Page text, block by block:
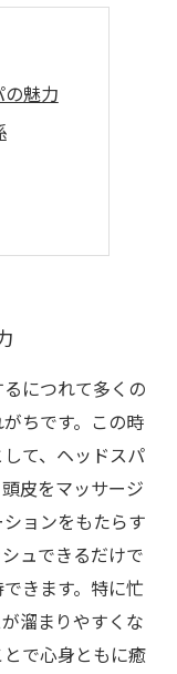
魅力
につれて多くの
ちです。この時
て、ヘッドスパ
皮をマッサージ
ョンをもたらす
ュできるだけで
きます。特に忙
溜まりやすくな
で心身ともに癒